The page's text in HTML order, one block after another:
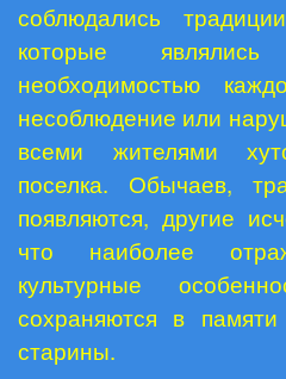
соблюдались
которые являлись
необходимостью
несоблюдение или
всеми жителями
поселка. Обычаев,
появляются, другие
что наиболее
культурные
сохраняются в
старины.